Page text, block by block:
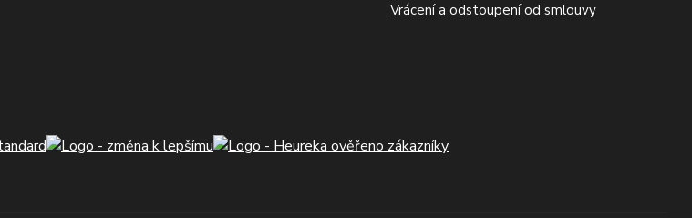
Vrácení a odstoupení od smlouvy